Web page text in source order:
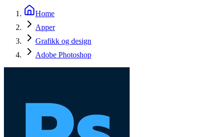
Home
Apper
Grafikk og design
Adobe Photoshop